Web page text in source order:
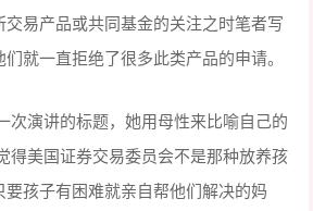
易产品或共同基金的关注之时笔者写
就一直拒绝了很多此类产品的申请。
次演讲的标题，她用母性来比喻自己的
得美国证券交易委员会不是那种放养孩
孩子有困难就亲自帮他们解决的妈